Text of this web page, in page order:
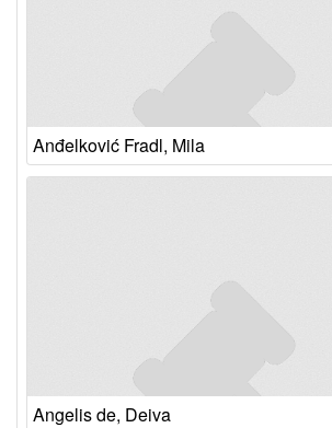
Anđelković Fradl, Mila
Angelis de, Deiva